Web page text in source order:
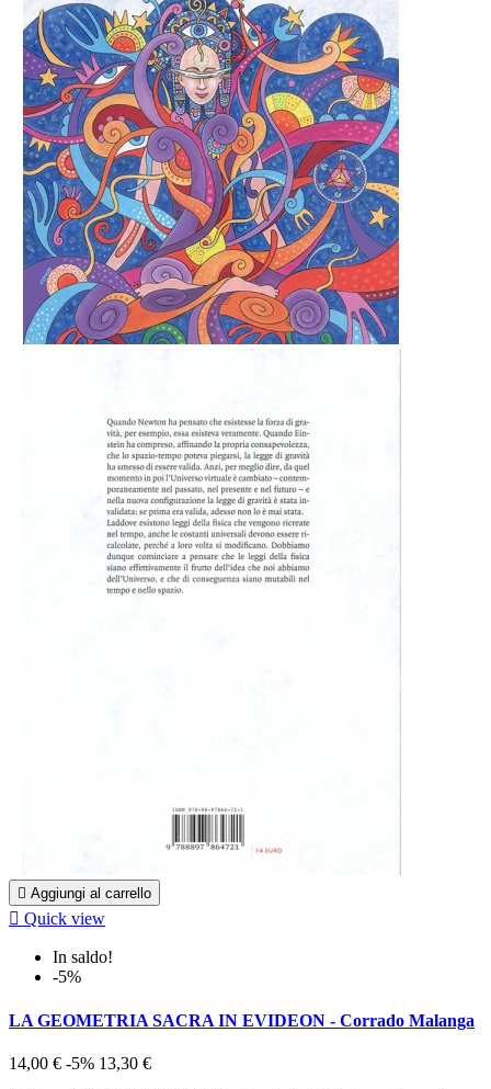
 Aggiungi al carrello
 Quick view
In saldo!
-5%
LA GEOMETRIA SACRA IN EVIDEON - Corrado Malanga
14,00 € -5% 13,30 €